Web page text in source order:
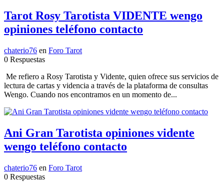
Tarot Rosy Tarotista VIDENTE wengo
opiniones teléfono contacto
chaterio76 en Foro Tarot
0 Respuestas
Me refiero a Rosy Tarotista y Vidente, quien ofrece sus servicios de
lectura de cartas y videncia a través de la plataforma de consultas
Wengo. Cuando nos encontramos en un momento de...
Ani Gran Tarotista opiniones vidente
wengo teléfono contacto
chaterio76 en Foro Tarot
0 Respuestas